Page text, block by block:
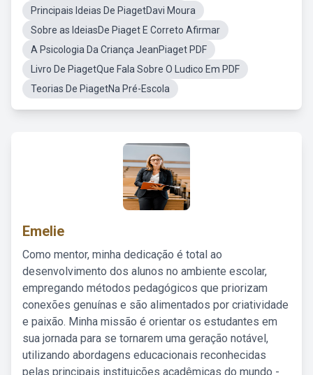
Principais Ideias De PiagetDavi Moura
Sobre as IdeiasDe Piaget E Correto Afirmar
A Psicologia Da Criança JeanPiaget PDF
Livro De PiagetQue Fala Sobre O Ludico Em PDF
Teorias De PiagetNa Pré-Escola
Emelie
Como mentor, minha dedicação é total ao
desenvolvimento dos alunos no ambiente escolar,
empregando métodos pedagógicos que priorizam
conexões genuínas e são alimentados por criatividade
e paixão. Minha missão é orientar os estudantes em
sua jornada para se tornarem uma geração notável,
utilizando abordagens educacionais reconhecidas
pelas principais instituições acadêmicas do mundo -